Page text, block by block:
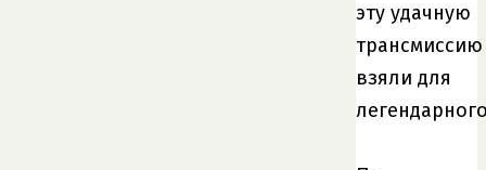
эту удачную
трансмиссию
взяли для